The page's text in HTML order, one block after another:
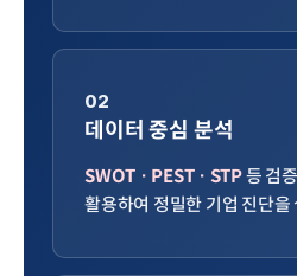
02
데이터 중심 분석
SWOT · PEST · STP등 검
활용하여 정밀한 기업 진단을